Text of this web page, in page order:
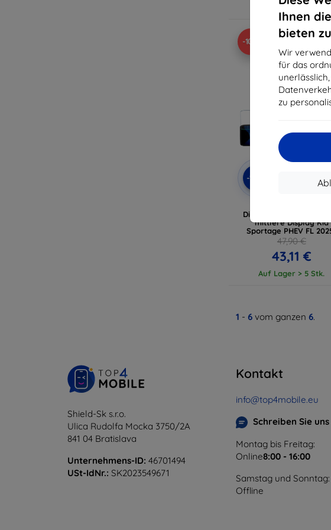
Ihnen
bieten
Wir
für das
zu
Auf Lager > 5 Stk.
-10%
-10%
Displayschutzfolie für
mittlere Display Kia
Sportage PHEV FL
47,90 €
43,11 €
Auf Lager > 5 Stk.
1 - 6 vom ganzen 6.
Shield-Sk s.r.o.
Ulica Rudolfa Mocka 3750/2A
841 04 Bratislava
Unternehmens-ID: 46701494
USt-IdNr.: SK2023549671
Kontakt
info@top4mobile.eu
Schreiben Sie uns
Montag bis Freitag:
Online8:00 - 16:00
Samstag und Sonntag:
Offline